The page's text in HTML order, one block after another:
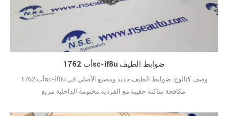
أب 1762sc-if8u ضوابط الطيف
أب 1762sc-if8u وصف كتالوج: ضوابط الطيف جديد ومصنع الأصلي في
مكافحة ساكنة حقيبة مع الفردية مختومة الداخلية مربع.